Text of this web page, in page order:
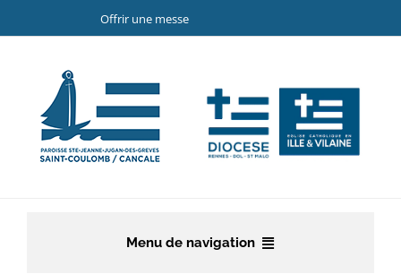
au
Offrir une messe
Menu de navigation